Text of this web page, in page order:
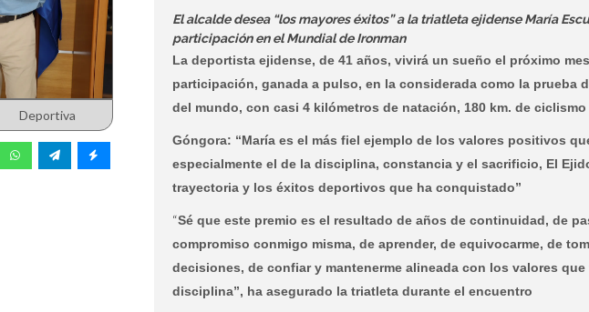
Deportiva
El alcalde desea “los mayores éxitos” a la triatleta ejidense María
participación en el Mundial de Ironman
La deportista ejidense, de 41 años, vivirá un sueño el próximo
participación, ganada a pulso, en la considerada como la prueba
del mundo, con casi 4 kilómetros de natación, 180 km. de
Góngora: “María es el más fiel ejemplo de los valores positivos
especialmente el de la disciplina, constancia y el sacrificio, El
trayectoria y los éxitos deportivos que ha conquistado”
“Sé que este premio es el resultado de años de continuidad, de
compromiso conmigo misma, de aprender, de equivocarme, de
decisiones, de confiar y mantenerme alineada con los valores
disciplina”, ha asegurado la triatleta durante el encuentro